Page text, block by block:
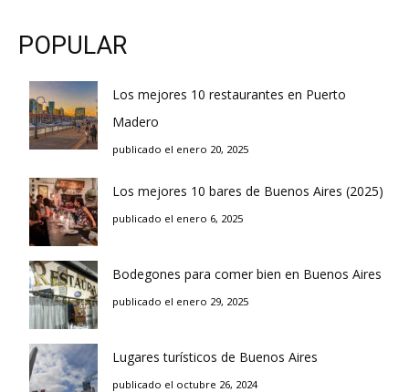
POPULAR
Los mejores 10 restaurantes en Puerto
Madero
publicado el enero 20, 2025
Los mejores 10 bares de Buenos Aires (2025)
publicado el enero 6, 2025
Bodegones para comer bien en Buenos Aires
publicado el enero 29, 2025
Lugares turísticos de Buenos Aires
publicado el octubre 26, 2024